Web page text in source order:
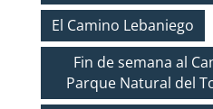
El Camino Lebaniego
Fin de semana al
Parque Natural del